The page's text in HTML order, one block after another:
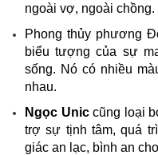
ngoài vợ, ngoài chồng.
Phong thủy phương
biểu tượng của sự
sống. Nó có nhiều
nhau.
Ngọc Uniccũng loại
trợ sự tịnh tâm, quá
giác an lạc, bình an